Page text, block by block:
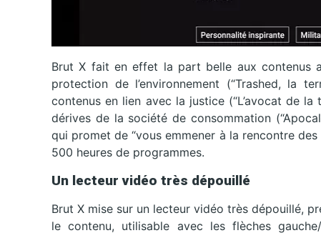
Brut X fait en effet la part belle aux contenus
protection de l’environnement (“Trashed, la
contenus en lien avec la justice (“L’avocat de
dérives de la société de consommation
qui promet de “vous emmener à la rencontre
500 heures de programmes.
Un lecteur vidéo très dépouillé
Brut X mise sur un lecteur vidéo très dépouillé,
le contenu, utilisable avec les flèches